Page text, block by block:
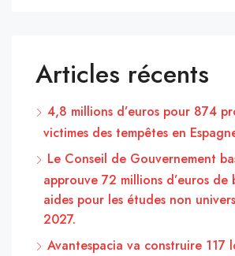
Articles récents
4,8 millions d’euros pour 874
victimes des tempêtes en
Le Conseil de Gouvernement
approuve 72 millions d’euros de
aides pour les études non
2027.
Avantespacia va construire 117